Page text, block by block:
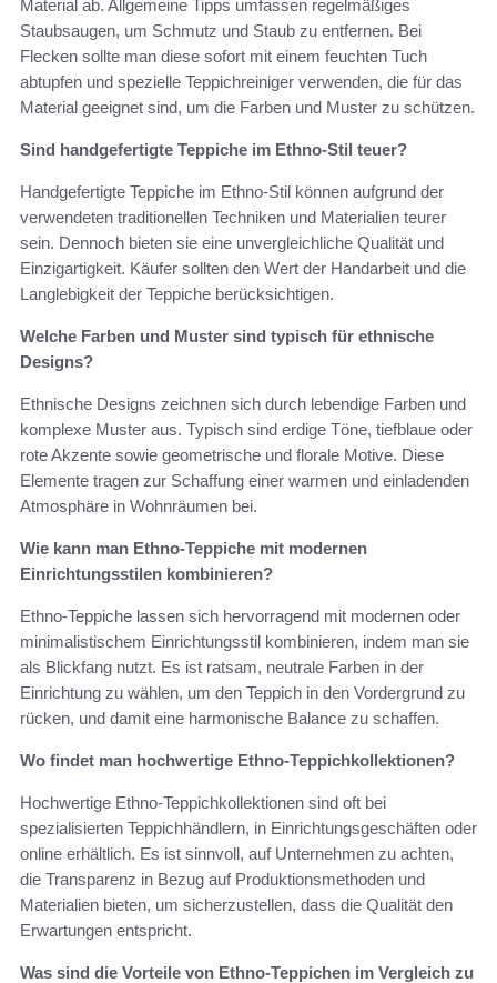
Material ab. Allgemeine Tipps umfassen regelmäßiges
Staubsaugen, um Schmutz und Staub zu entfernen. Bei
Flecken sollte man diese sofort mit einem feuchten Tuch
abtupfen und spezielle Teppichreiniger verwenden, die für das
Material geeignet sind, um die Farben und Muster zu schützen.
Sind handgefertigte Teppiche im Ethno-Stil teuer?
Handgefertigte Teppiche im Ethno-Stil können aufgrund der
verwendeten traditionellen Techniken und Materialien teurer
sein. Dennoch bieten sie eine unvergleichliche Qualität und
Einzigartigkeit. Käufer sollten den Wert der Handarbeit und die
Langlebigkeit der Teppiche berücksichtigen.
Welche Farben und Muster sind typisch für ethnische
Designs?
Ethnische Designs zeichnen sich durch lebendige Farben und
komplexe Muster aus. Typisch sind erdige Töne, tiefblaue oder
rote Akzente sowie geometrische und florale Motive. Diese
Elemente tragen zur Schaffung einer warmen und einladenden
Atmosphäre in Wohnräumen bei.
Wie kann man Ethno-Teppiche mit modernen
Einrichtungsstilen kombinieren?
Ethno-Teppiche lassen sich hervorragend mit modernen oder
minimalistischem Einrichtungsstil kombinieren, indem man sie
als Blickfang nutzt. Es ist ratsam, neutrale Farben in der
Einrichtung zu wählen, um den Teppich in den Vordergrund zu
rücken, und damit eine harmonische Balance zu schaffen.
Wo findet man hochwertige Ethno-Teppichkollektionen?
Hochwertige Ethno-Teppichkollektionen sind oft bei
spezialisierten Teppichhändlern, in Einrichtungsgeschäften oder
online erhältlich. Es ist sinnvoll, auf Unternehmen zu achten,
die Transparenz in Bezug auf Produktionsmethoden und
Materialien bieten, um sicherzustellen, dass die Qualität den
Erwartungen entspricht.
Was sind die Vorteile von Ethno-Teppichen im Vergleich zu